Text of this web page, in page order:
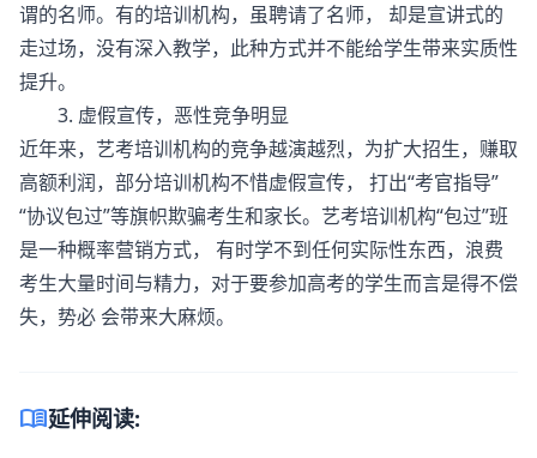
谓的名师。有的培训机构，虽聘请了名师， 却是宣讲式的
走过场，没有深入教学，此种方式并不能给学生带来实质性
提升。
3. 虚假宣传，恶性竞争明显
近年来，艺考培训机构的竞争越演越烈，为扩大招生，赚取
高额利润，部分培训机构不惜虚假宣传， 打出“考官指导”
“协议包过”等旗帜欺骗考生和家长。艺考培训机构“包过”班
是一种概率营销方式， 有时学不到任何实际性东西，浪费
考生大量时间与精力，对于要参加高考的学生而言是得不偿
失，势必 会带来大麻烦。
menu_book延伸阅读: